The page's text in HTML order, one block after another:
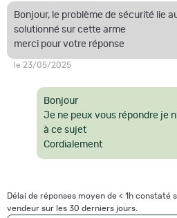
Bonjour, le problème de sécurité lie
solutionné sur cette arme
merci pour votre réponse
le 23/05/2025
Bonjour
Je ne peux vous répondre je
à ce sujet
Cordialement
Délai de réponses moyen de < 1h constaté
vendeur sur les 30 derniers jours.